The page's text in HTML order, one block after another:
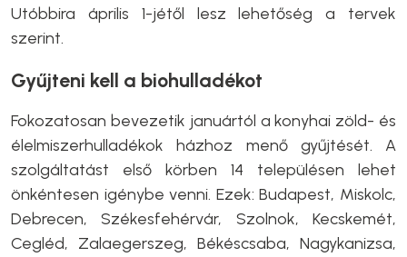
Utóbbira április 1-jétől lesz lehetőség a tervek
szerint.
Gyűjteni kell a biohulladékot
Fokozatosan bevezetik januártól a konyhai zöld- és
élelmiszerhulladékok házhoz menő gyűjtését. A
szolgáltatást első körben 14 településen lehet
önkéntesen igénybe venni. Ezek: Budapest, Miskolc,
Debrecen, Székesfehérvár, Szolnok, Kecskemét,
Cegléd, Zalaegerszeg, Békéscsaba, Nagykanizsa,